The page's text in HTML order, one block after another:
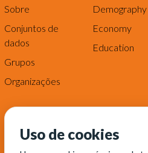
Sobre
Conjuntos de
dados
Grupos
Organizações
Demography
Economy
Education
Uso de cookies